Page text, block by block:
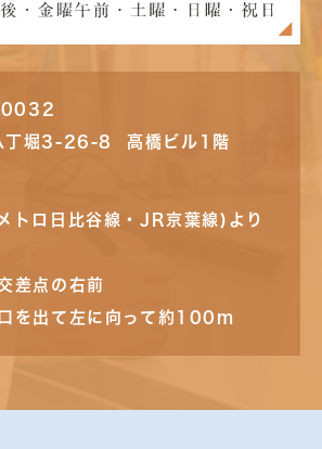
丁堀3-26-8 高橋ビル1階
トロ日比谷線・JR京葉線)より
差点の右前
を出て左に向って約100m